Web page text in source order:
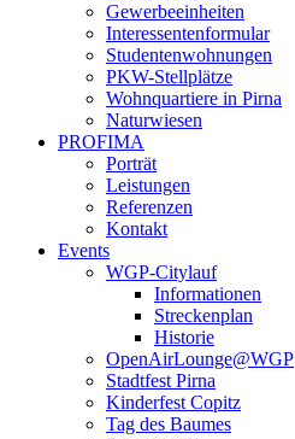
Gewerbeeinheiten
Interessentenformular
Studentenwohnungen
PKW-Stellplätze
Wohnquartiere in Pirna
Naturwiesen
PROFIMA
Porträt
Leistungen
Referenzen
Kontakt
Events
WGP-Citylauf
Informationen
Streckenplan
Historie
OpenAirLounge@WGP
Stadtfest Pirna
Kinderfest Copitz
Tag des Baumes